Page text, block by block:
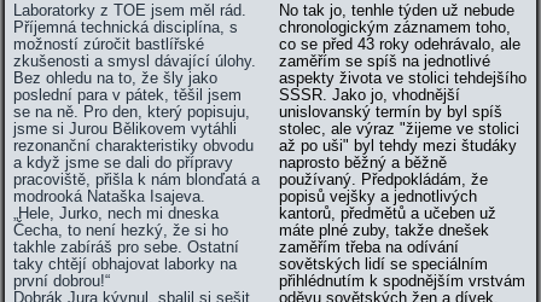
Laboratorky z TOE jsem měl rád.
Příjemná technická disciplína, s
možností zúročit bastlířské
zkušenosti a smysl dávající úlohy.
Bez ohledu na to, že šly jako
poslední para v pátek, těšil jsem
se na ně. Pro den, který popisuju,
jsme si Jurou Bělikovem vytáhli
rezonanční charakteristiky obvodu
a když jsme se dali do přípravy
pracoviště, přišla k nám blonďatá a
modrooká Nataška Isajeva.
„Hele, Jurko, nech mi dneska
Čecha, to není hezký, že si ho
takhle zabíráš pro sebe. Ostatní
taky chtějí obhajovat laborky na
první dobrou!“
Dobrák Jura kývnul, sbalil si sešit
No tak jo, tenhle týden už nebude
chronologickým záznamem toho,
co se před 43 roky odehrávalo, ale
zaměřím se spíš na jednotlivé
aspekty života ve stolici tehdejšího
SSSR. Jako jo, vhodnější
unislovanský termín by byl spíš
stolec, ale výraz "žijeme ve stolici
až po uši" byl tehdy mezi študáky
naprosto běžný a běžně
používaný. Předpokládám, že
popisů vejšky a jednotlivých
kantorů, předmětů a učeben už
máte plné zuby, takže dnešek
zaměřím třeba na odívání
sovětských lidí se speciálním
přihlédnutím k spodnějším vrstvám
oděvu sovětských žen a dívek.